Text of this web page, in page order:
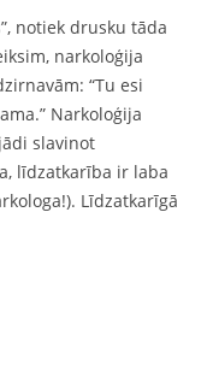
notiek drusku tāda
narkoloģija
“Tu esi
Narkoloģija
slavinot
līdzatkarība ir laba
Līdzatkarīgā